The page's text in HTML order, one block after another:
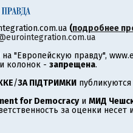
(подробнее
"Европейскую правду",
колонок - запрещена.
/ЗА ПІДТРИМКИ
for Democracyи МИД
за оценки несет